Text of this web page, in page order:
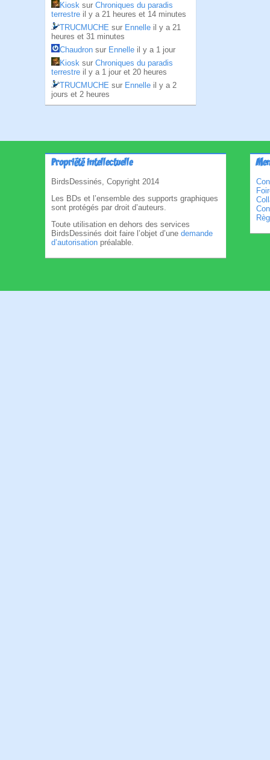
Kiosk sur Chroniques du paradis
terrestre il y a 21 heures et 14 minutes
TRUCMUCHE sur Ennelle il y a 21
heures et 31 minutes
Chaudron sur Ennelle il y a 1 jour
Kiosk sur Chroniques du paradis
terrestre il y a 1 jour et 20 heures
TRUCMUCHE sur Ennelle il y a 2
jours et 2 heures
Propriété intellectuelle
BirdsDessinés, Copyright 2014
Les BDs et l’ensemble des supports graphiques
sont protégés par droit d’auteurs.
Toute utilisation en dehors des services
BirdsDessinés doit faire l’objet d’une demande
d’autorisation préalable.